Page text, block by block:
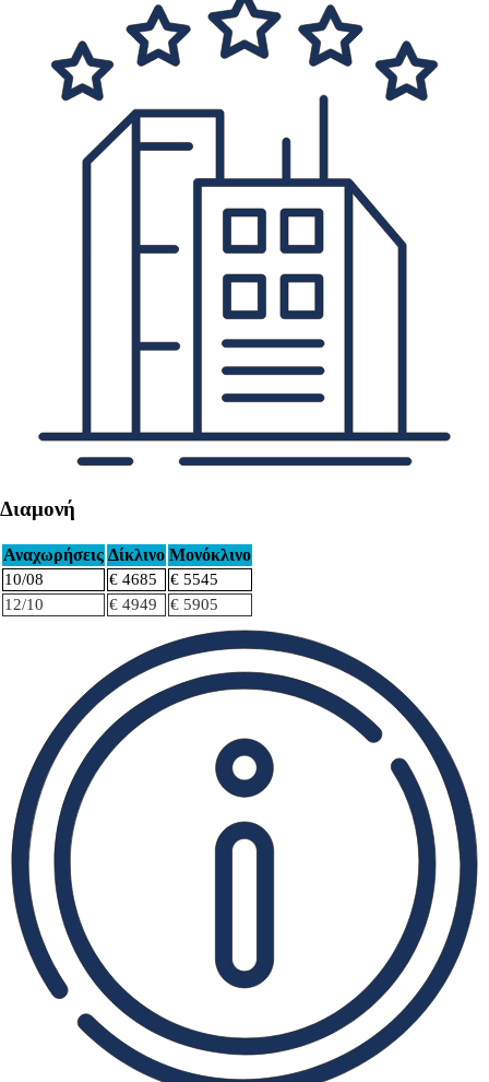
Διαμονή
Αναχωρήσεις Δίκλινο Μονόκλινο
10/08 € 4685
€ 5545
12/10
€ 4949 € 5905